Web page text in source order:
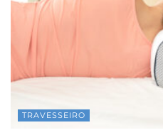
TRAVESSEIRO